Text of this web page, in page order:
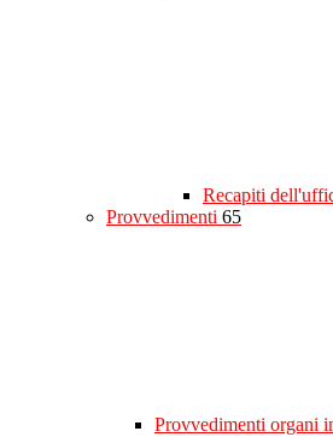
Recapiti
Provvedimenti 65
Provvedimenti organi